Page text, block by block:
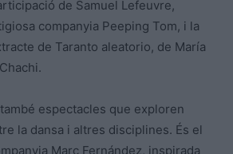
de Samuel Lefeuvre,
companyia Peeping Tom, i la
de Taranto aleatorio, de María
espectacles que exploren
la dansa i altres disciplines. És el
Marc Fernández, inspirada